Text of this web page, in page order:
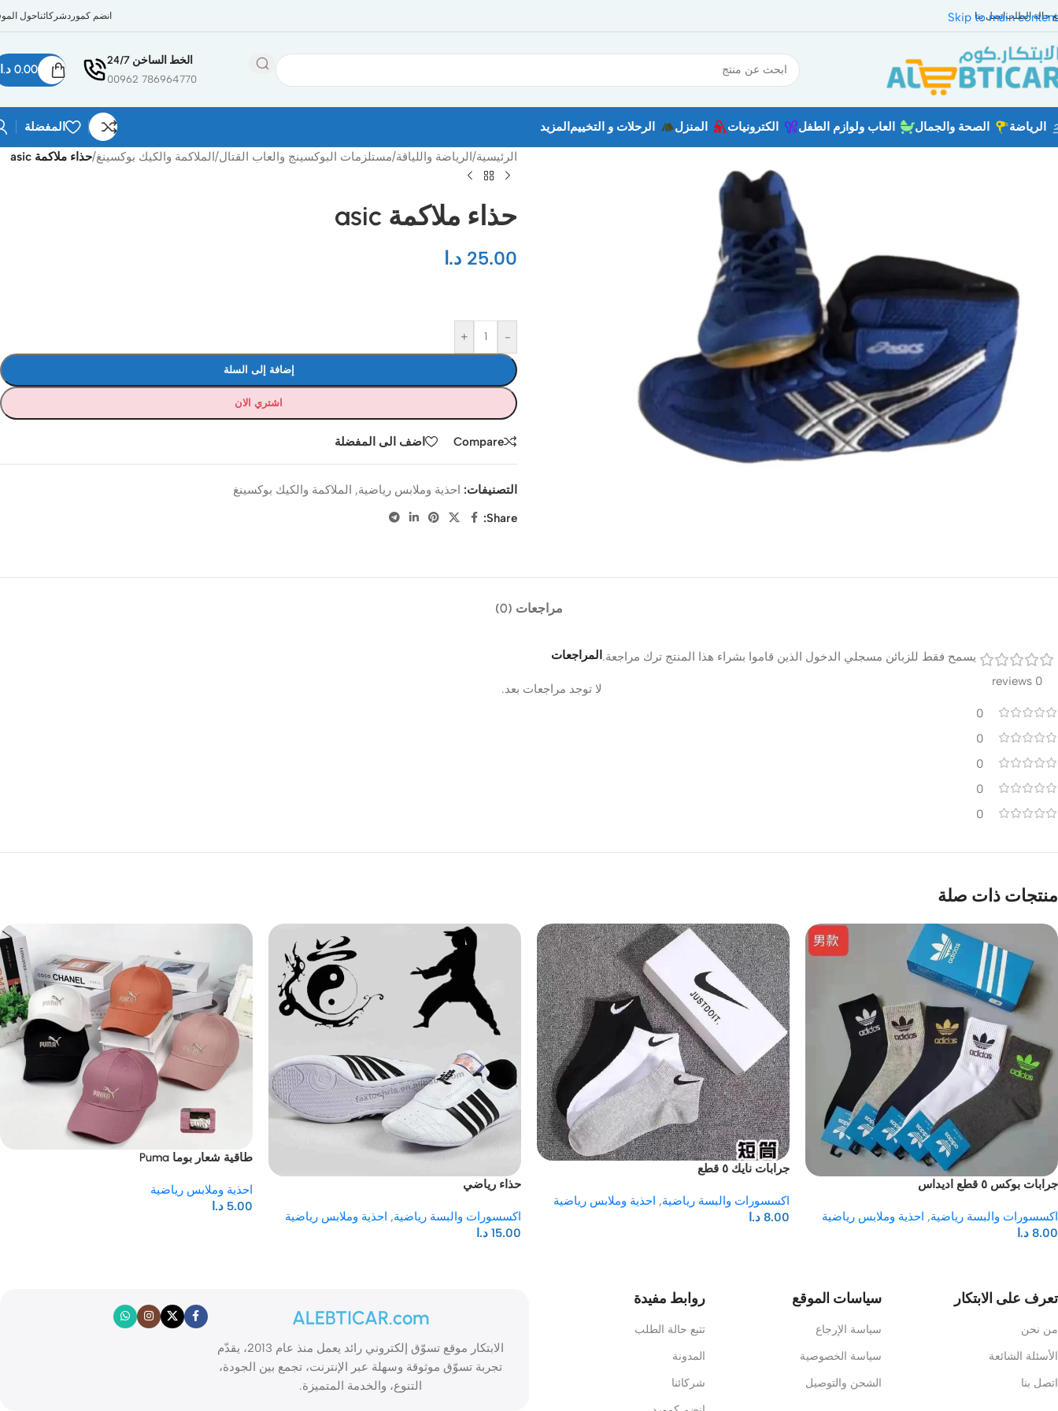
Skip to main content
حالة الطلباتصل بنا انضم كموردشركائناحول
الخط الساخن 24/7
786964770 00962
0.00 د.ا
الرياضة الصحة والجمال العاب ولوازم الطفل الكترونيات المنزل الرحلات و التخييم المزيد المفضلة
الرئيسية/الرياضة واللياقة/مستلزمات البوكسينج والعاب القتال/الملاكمة والكيك بوكسينغ/حذاء ملاكمة asic
حذاء ملاكمة asic
25.00 د.ا
-
+
إضافة إلى السلة
اشتري الان
Compare اضف الى المفضلة
التصنيفات: احذية وملابس رياضية, الملاكمة والكيك بوكسينغ
Share:
مراجعات (0)
0 reviews
0
0
0
0
0
المراجعات
لا توجد مراجعات بعد.
يسمح فقط للزبائن مسجلي الدخول الذين قاموا بشراء هذا المنتج ترك مراجعة.
منتجات ذات صلة
جرابات بوكس ٥ قطع اديداس
اكسسورات والبسة رياضية, احذية وملابس رياضية
8.00 د.ا
جرابات نايك ٥ قطع
اكسسورات والبسة رياضية, احذية وملابس رياضية
8.00 د.ا
حذاء رياضي
اكسسورات والبسة رياضية, احذية وملابس رياضية
15.00 د.ا
طاقية شعار بوما Puma
احذية وملابس رياضية
5.00 د.ا
تعرف على الابتكار
من نحن
الأسئلة الشائعة
اتصل بنا
سياسات الموقع
سياسة الإرجاع
سياسة الخصوصية
الشحن والتوصيل
روابط مفيدة
تتبع حالة الطلب
المدونة
شركائنا
ALEBTICAR.com
الابتكار موقع تسوّق إلكتروني رائد يعمل منذ عام 2013، يقدّم
تجربة تسوّق موثوقة وسهلة عبر الإنترنت، تجمع بين الجودة،
التنوع، والخدمة المتميزة.